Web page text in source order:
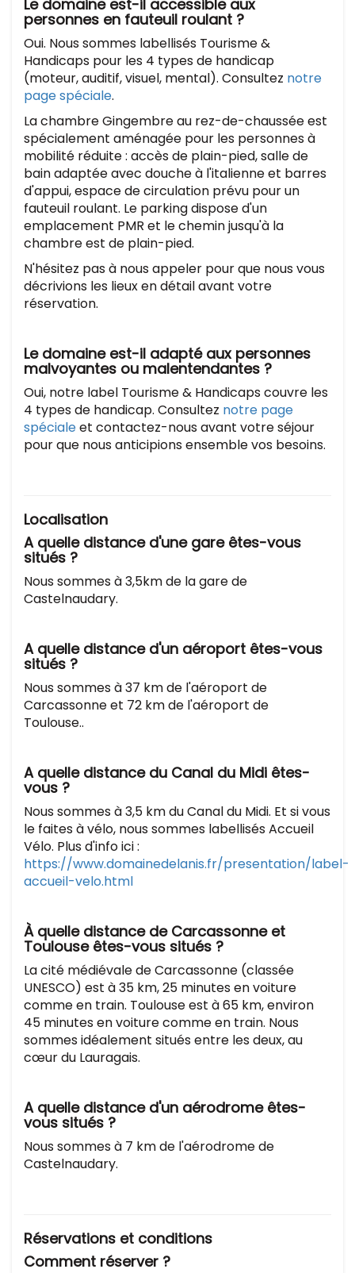
Le domaine est-il accessible aux
personnes en fauteuil roulant ?
Oui. Nous sommes labellisés Tourisme &
Handicaps pour les 4 types de handicap
(moteur, auditif, visuel, mental). Consultez notre
page spéciale.
La chambre Gingembre au rez-de-chaussée est
spécialement aménagée pour les personnes à
mobilité réduite : accès de plain-pied, salle de
bain adaptée avec douche à l'italienne et barres
d'appui, espace de circulation prévu pour un
fauteuil roulant. Le parking dispose d'un
emplacement PMR et le chemin jusqu'à la
chambre est de plain-pied.
N'hésitez pas à nous appeler pour que nous vous
décrivions les lieux en détail avant votre
réservation.
Le domaine est-il adapté aux personnes
malvoyantes ou malentendantes ?
Oui, notre label Tourisme & Handicaps couvre les
4 types de handicap. Consultez notre page
spécialeet contactez-nous avant votre séjour
pour que nous anticipions ensemble vos besoins.
Localisation
A quelle distance d'une gare êtes-vous
situés ?
Nous sommes à 3,5km de la gare de
Castelnaudary.
A quelle distance d'un aéroport êtes-vous
situés ?
Nous sommes à 37 km de l'aéroport de
Carcassonne et 72 km de l'aéroport de
Toulouse..
A quelle distance du Canal du Midi êtes-
vous ?
Nous sommes à 3,5 km du Canal du Midi. Et si vous
le faites à vélo, nous sommes labellisés Accueil
Vélo. Plus d'info ici :
https://www.domainedelanis.fr/presentation/label-
accueil-velo.html
À quelle distance de Carcassonne et
Toulouse êtes-vous situés ?
La cité médiévale de Carcassonne (classée
UNESCO) est à 35 km, 25 minutes en voiture
comme en train. Toulouse est à 65 km, environ
45 minutes en voiture comme en train. Nous
sommes idéalement situés entre les deux, au
cœur du Lauragais.
A quelle distance d'un aérodrome êtes-
vous situés ?
Nous sommes à 7 km de l'aérodrome de
Castelnaudary.
Réservations et conditions
Comment réserver ?